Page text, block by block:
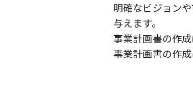
明確なビジョン
与えます。
事業計画書の作
事業計画書の作